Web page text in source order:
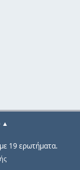
▲
19 ερωτήματα.